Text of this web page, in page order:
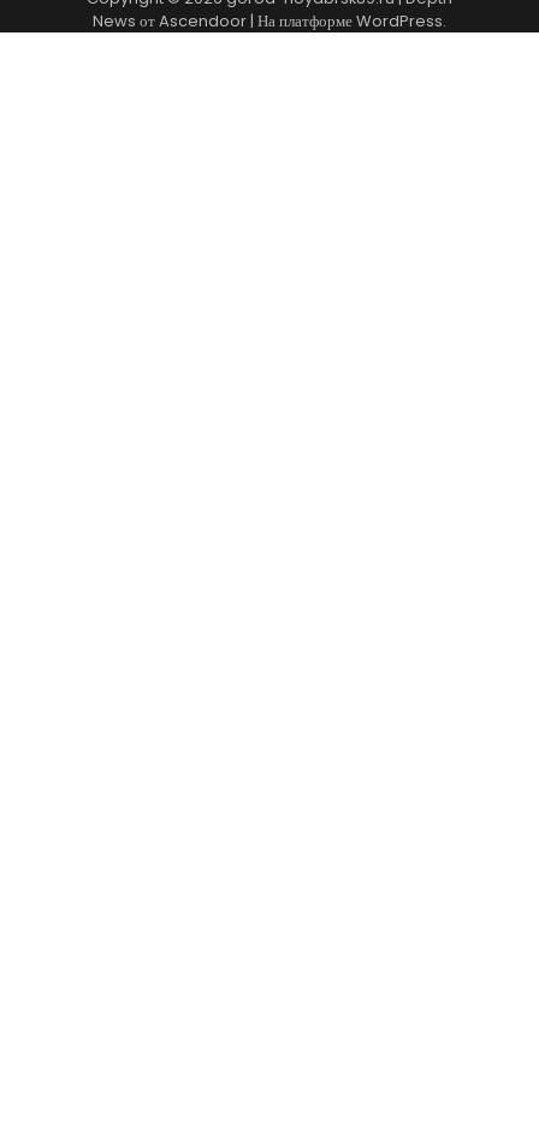
News отAscendoor | На платформеWordPress.